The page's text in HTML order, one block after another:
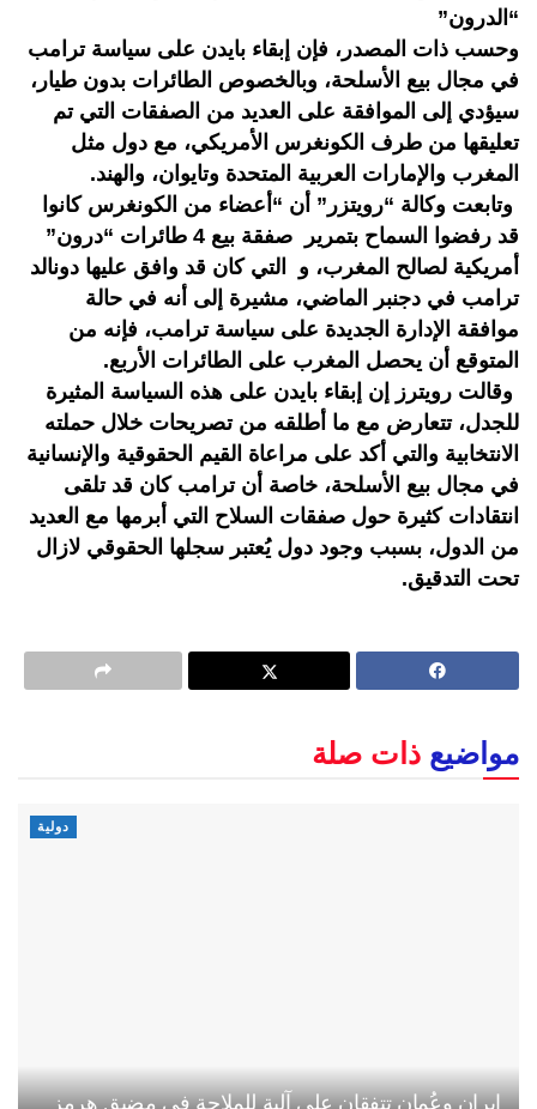
“الدرون”
وحسب ذات المصدر، فإن إبقاء بايدن على سياسة ترامب
في مجال بيع الأسلحة، وبالخصوص الطائرات بدون طيار،
سيؤدي إلى الموافقة على العديد من الصفقات التي تم
تعليقها من طرف الكونغرس الأمريكي، مع دول مثل
المغرب والإمارات العربية المتحدة وتايوان، والهند.
وتابعت وكالة “رويتزر” أن “أعضاء من الكونغرس كانوا
قد رفضوا السماح بتمرير صفقة بيع 4 طائرات “درون”
أمريكية لصالح المغرب، و التي كان قد وافق عليها دونالد
ترامب في دجنبر الماضي، مشيرة إلى أنه في حالة
موافقة الإدارة الجديدة على سياسة ترامب، فإنه من
المتوقع أن يحصل المغرب على الطائرات الأربع.
وقالت رويترز إن إبقاء بايدن على هذه السياسة المثيرة
للجدل، تتعارض مع ما أطلقه من تصريحات خلال حملته
الانتخابية والتي أكد على مراعاة القيم الحقوقية والإنسانية
في مجال بيع الأسلحة، خاصة أن ترامب كان قد تلقى
انتقادات كثيرة حول صفقات السلاح التي أبرمها مع العديد
من الدول، بسبب وجود دول يُعتبر سجلها الحقوقي لازال
تحت التدقيق.
مواضيع ذات صلة
دولية
إيران وعُمان تتفقان على آلية للملاحة في مضيق هرمز